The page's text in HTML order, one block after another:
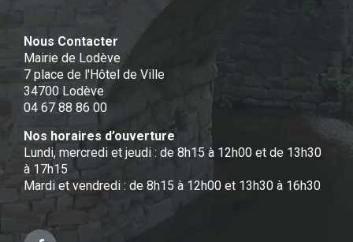
Nous Contacter
Mairie de Lodève
7 place de l'Hôtel de Ville
34700 Lodève
04 67 88 86 00
Nos horaires d’ouverture
Lundi, mercredi et jeudi : de 8h15 à 12h00 et de 13h30
à 17h15
Mardi et vendredi : de 8h15 à 12h00 et 13h30 à 16h30